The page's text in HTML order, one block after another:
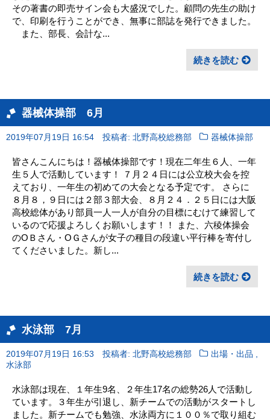
その著書の即売サイン会も大盛況でした。顧問の先生の助け
で、印刷を行うことができ、無事に部誌を発行できました。
また、部長、会計な...
続きを読む
器械体操部 6月
2019年07月19日 16:54 投稿者: 北野高校総務部 器械体操部
皆さんこんにちは！器械体操部です！現在二年生６人、一年
生５人で活動しています！ ７月２４日には公立校大会を控
えており、一年生の初めての大会となる予定です。 さらに
８月８，９日には２部３部大会、８月２４．２５日には大阪
高校総体があり部員一人一人が自分の目標にむけて練習して
いるので応援よろしくお願いします！！ また、六稜体操会
のОＢさん・ОＧさんが女子の種目の段違い平行棒を寄付し
てくださいました。新し...
続きを読む
水泳部 7月
2019年07月19日 16:53 投稿者: 北野高校総務部 出場・出品
水泳部
水泳部は現在、１年生9名、２年生17名の総勢26人で活動し
ています。３年生が引退し、新チームでの活動がスタートし
ました。新チームでも勉強、水泳両方に１００％で取り組む